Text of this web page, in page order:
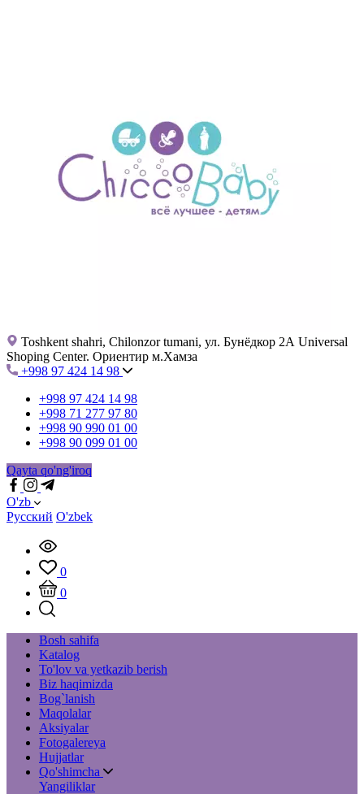
Toshkent shahri, Chilonzor tumani, ул. Бунёдкор 2А Universal
Shoping Center. Ориентир м.Хамза
+998 97 424 14 98
+998 97 424 14 98
+998 71 277 97 80
+998 90 990 01 00
+998 90 099 01 00
Qayta qo'ng'iroq
O'zb
Русский O'zbek
0
0
Bosh sahifa
Katalog
To'lov va yetkazib berish
Biz haqimizda
Bog`lanish
Maqolalar
Aksiyalar
Fotogalereya
Hujjatlar
Qo'shimcha
Yangiliklar